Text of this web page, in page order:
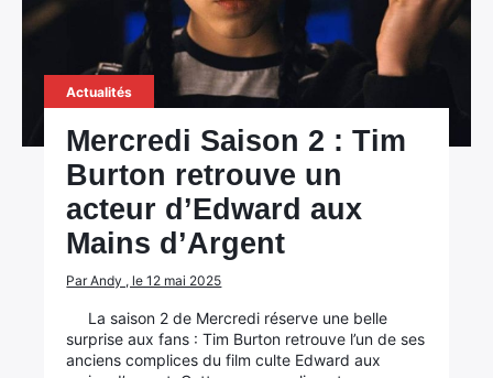
Actualités
Mercredi Saison 2 : Tim
Burton retrouve un
acteur d’Edward aux
Mains d’Argent
Par Andy , le 12 mai 2025
La saison 2 de Mercredi réserve une belle
surprise aux fans : Tim Burton retrouve l’un de ses
anciens complices du film culte Edward aux